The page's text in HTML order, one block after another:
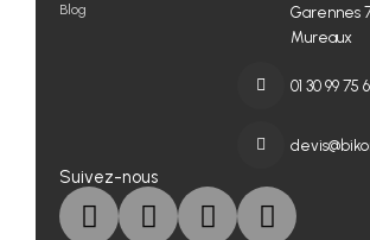
Blog
Garennes
Mureaux
01 30 99 75
Suivez-nous